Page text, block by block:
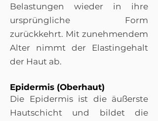
Belastungen wieder in ihre
ursprüngliche Form
zurückkehrt. Mit zunehmendem
Alter nimmt der Elastingehalt
der Haut ab.
Epidermis (Oberhaut)
Die Epidermis ist die äußerste
Hautschicht und bildet die